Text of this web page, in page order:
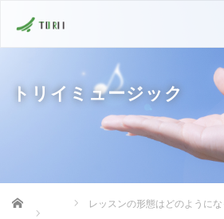
トリイミュージック
Home レッスンの形態はどのように